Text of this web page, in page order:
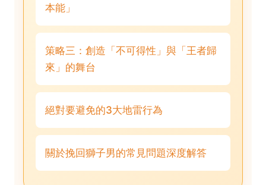
本能」
策略三：創造「不可得性」與「王者歸
來」的舞台
絕對要避免的3大地雷行為
關於挽回獅子男的常見問題深度解答